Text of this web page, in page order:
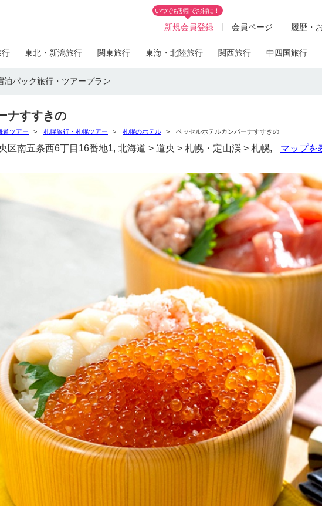
いつでも割引でお得に！
新規会員登録 会員ページ 履歴・
行 東北・新潟旅行 関東旅行 東海・北陸旅行 関西旅行 中四国旅行
パック旅行・ツアープラン
ナすすきの
道ツアー 札幌旅行・札幌ツアー 札幌のホテル ベッセルホテルカンパーナすすきの
区南五条西6丁目16番地1, 北海道 > 道央 > 札幌・定山渓 > 札幌, マップを